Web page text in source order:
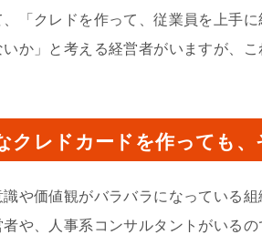
「クレドを作って、従業員を上手
か」と考える経営者がいますが、こ
クレドカードを作っても、
識や価値観がバラバラになっている
者や、人事系コンサルタントがいる